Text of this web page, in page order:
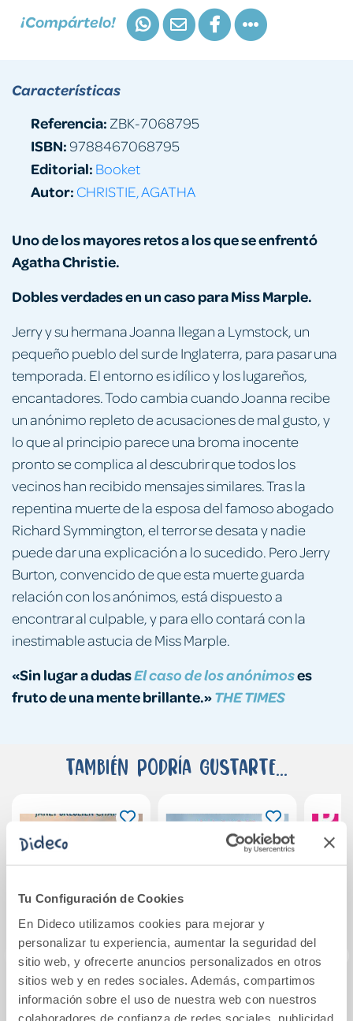
Tu Configuración de Cookies
En Dideco utilizamos cookies para mejorar y
personalizar tu experiencia, aumentar la seguridad del
sitio web, y ofrecerte anuncios personalizados en otros
sitios web y en redes sociales. Además, compartimos
información sobre el uso de nuestra web con nuestros
colaboradores de confianza de redes sociales, publicidad
¡Compártelo!
Uno de los mayores retos a los que se enfrentó
Agatha Christie.
Dobles verdades en un caso para Miss Marple.
Jerry y su hermana Joanna llegan a Lymstock, un
pequeño pueblo del sur de Inglaterra, para pasar una
temporada. El entorno es idílico y los lugareños,
encantadores. Todo cambia cuando Joanna recibe
un anónimo repleto de acusaciones de mal gusto, y
lo que al principio parece una broma inocente
pronto se complica al descubrir que todos los
vecinos han recibido mensajes similares. Tras la
repentina muerte de la esposa del famoso abogado
Richard Symmington, el terror se desata y nadie
puede dar una explicación a lo sucedido. Pero Jerry
Burton, convencido de que esta muerte guarda
relación con los anónimos, está dispuesto a
encontrar al culpable, y para ello contará con la
inestimable astucia de Miss Marple.
«Sin lugar a dudasEl caso de los anónimoses
fruto de una mente brillante.»THE TIMES
Características
Referencia: ZBK-7068795
ISBN:9788467068795
Editorial: Booket
Autor: CHRISTIE, AGATHA
También podría gustarte...
La biblioteca de
París
La voz de los
valientes